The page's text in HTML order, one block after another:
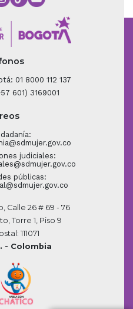
01 8000 112 137
601) 3169001
judiciales:
públicas:
Calle 26 # 69 - 76
Torre 1, Piso 9
111071
- Colombia